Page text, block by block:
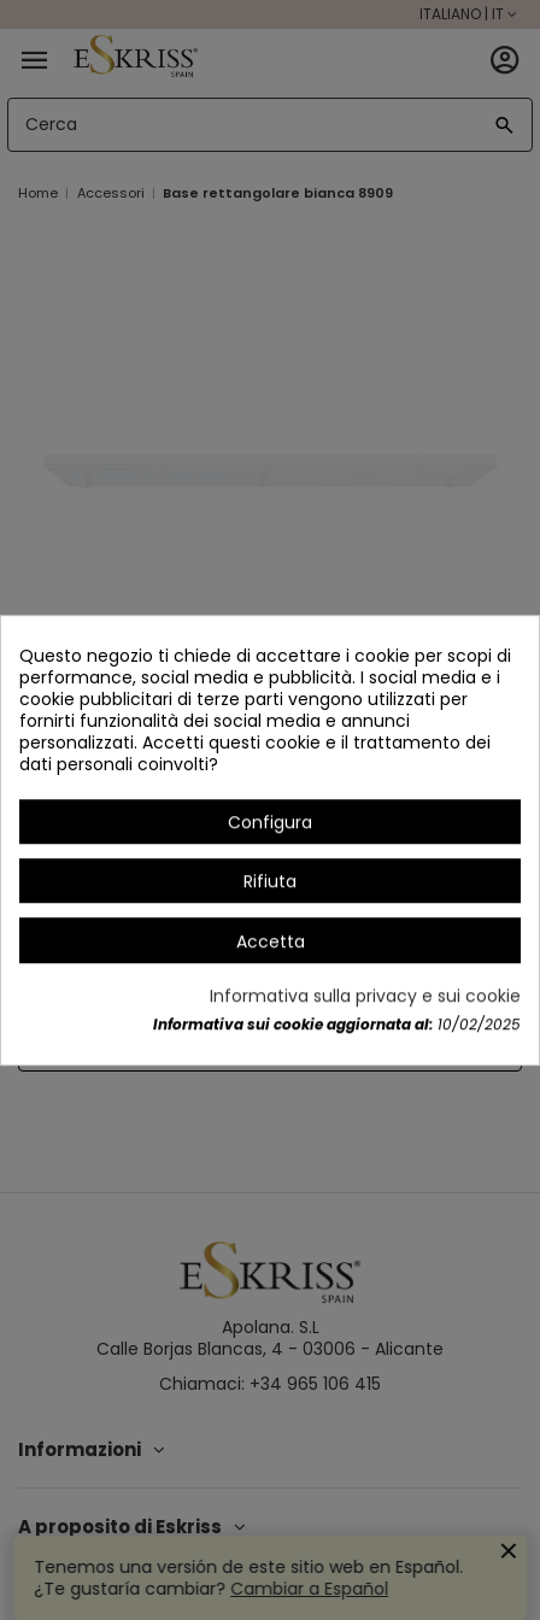
ITALIANO | IT
Home Accessori Base rettangolare bianca 8909
In magazzino
Base rettangolare media
70 x 4,5 x 2,5 cm
Apolana. S.L
Calle Borjas Blancas, 4 - 03006 - Alicante
Chiamaci: +34 965 106 415
Informazioni
A proposito di Eskriss
Questo negozio ti chiede di accettare i cookie per scopi di
performance, social media e pubblicità. I social media e i
cookie pubblicitari di terze parti vengono utilizzati per
fornirti funzionalità dei social media e annunci
personalizzati. Accetti questi cookie e il trattamento dei
dati personali coinvolti?
Configura
Rifiuta
Accetta
Informativa sulla privacy e sui cookie
Informativa sui cookie aggiornata al: 10/02/2025
Tenemos una versión de este sitio web en Español.
¿Te gustaría cambiar? Cambiar a Español